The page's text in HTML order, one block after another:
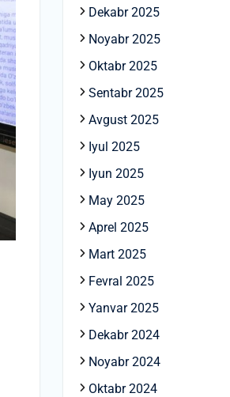
Dekabr 2025
Noyabr 2025
Oktabr 2025
Sentabr 2025
Avgust 2025
Iyul 2025
Iyun 2025
May 2025
Aprel 2025
Mart 2025
Fevral 2025
Yanvar 2025
Dekabr 2024
Noyabr 2024
Oktabr 2024